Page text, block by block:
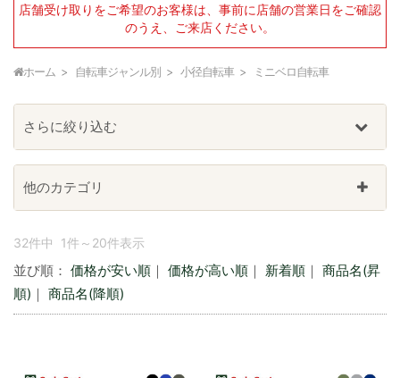
店舗受け取りをご希望のお客様は、事前に店舗の営業日をご確認
のうえ、ご来店ください。
ホーム 自転車ジャンル別 小径自転車 ミニベロ自転車
32件中 1件～20件表示
並び順： 価格が安い順 ｜ 価格が高い順 ｜ 新着順 ｜ 商品名(昇
順) ｜ 商品名(降順)
さらに絞り込む
他のカテゴリ